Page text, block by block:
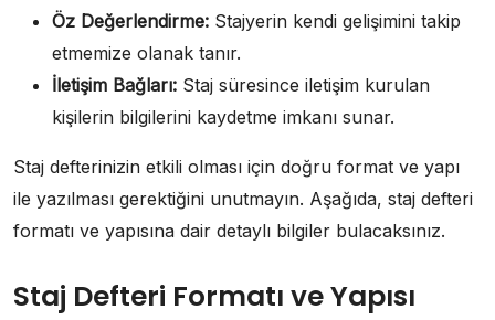
Öz Değerlendirme: Stajyerin kendi gelişimini takip
etmemize olanak tanır.
İletişim Bağları: Staj süresince iletişim kurulan
kişilerin bilgilerini kaydetme imkanı sunar.
Staj defterinizin etkili olması için doğru format ve yapı
ile yazılması gerektiğini unutmayın. Aşağıda, staj defteri
formatı ve yapısına dair detaylı bilgiler bulacaksınız.
Staj Defteri Formatı ve Yapısı